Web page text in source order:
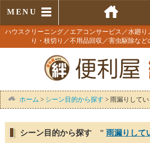
MENU
ハウスクリーニング／エアコンサービス／水廻り
り・枝切り／不用品回収／害虫駆除など
ホーム > シーン目的から探す > 雨漏りしてい
シーン目的から探す " 雨漏りして